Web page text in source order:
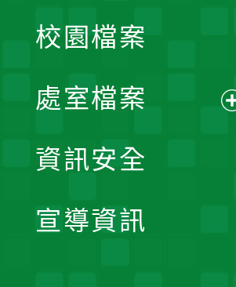
校園檔案
處室檔案
資訊安全
宣導資訊